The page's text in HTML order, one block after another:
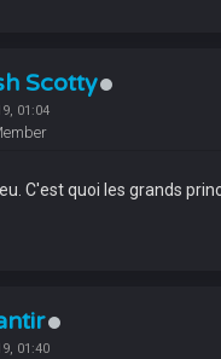
Scotty
01:04
C'est quoi les grands
01:40